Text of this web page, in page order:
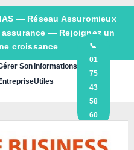
— Réseau Assuromieux
— Rejoignez un
croissance
SonInformations
Utiles
📞
01
75
43
58
60